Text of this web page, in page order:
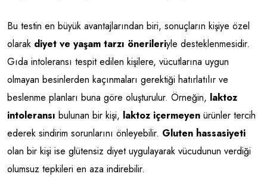
Bu testin en büyük avantajlarından biri, sonuçların kişiye özel
olarak diyet ve yaşam tarzı önerileriyle desteklenmesidir.
Gıda intoleransı tespit edilen kişilere, vücutlarına uygun
olmayan besinlerden kaçınmaları gerektiği hatırlatılır ve
beslenme planları buna göre oluşturulur. Örneğin, laktoz
intoleransı bulunan bir kişi, laktoz içermeyen ürünler tercih
ederek sindirim sorunlarını önleyebilir. Gluten hassasiyeti
olan bir kişi ise glütensiz diyet uygulayarak vücudunun verdiği
olumsuz tepkileri en aza indirebilir.